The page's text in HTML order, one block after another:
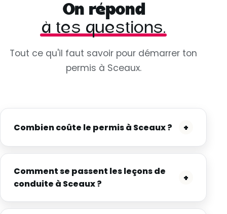
On répond
à tes questions.
Tout ce qu'il faut savoir pour démarrer ton
permis à Sceaux.
Combien coûte le permis à Sceaux ? +
Comment se passent les leçons de
conduite à Sceaux ?
+